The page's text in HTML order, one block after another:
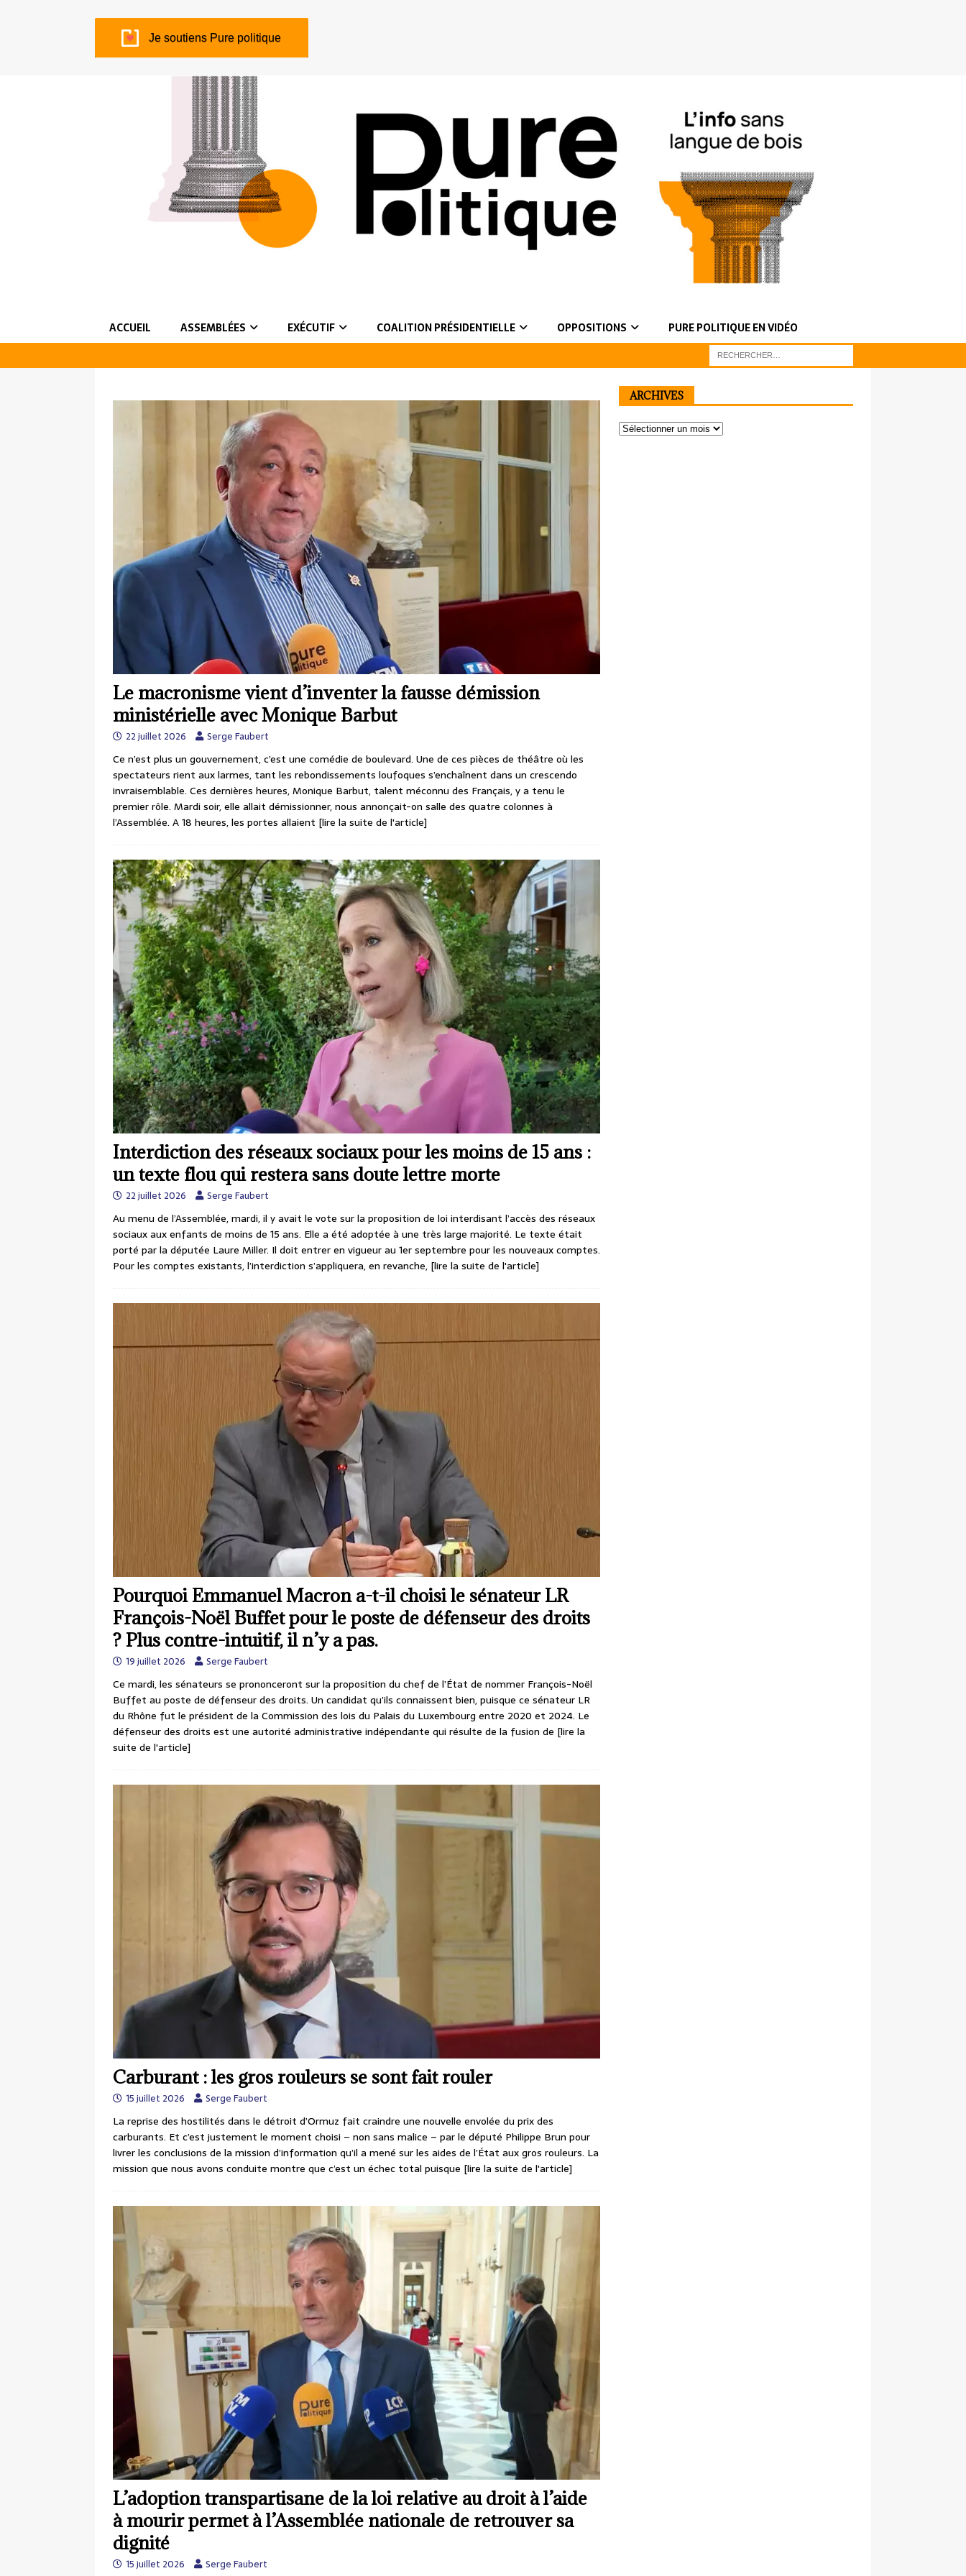
Je soutiens Pure politique
ACCUEIL ASSEMBLÉES EXÉCUTIF COALITION PRÉSIDENTIELLE OPPOSITIONS PURE POLITIQUE EN VIDÉO
Le macronisme vient d’inventer la fausse démission
ministérielle avec Monique Barbut
22 juillet 2026 Serge Faubert
Ce n’est plus un gouvernement, c’est une comédie de boulevard. Une de ces pièces de théâtre où les
spectateurs rient aux larmes, tant les rebondissements loufoques s’enchaînent dans un crescendo
invraisemblable. Ces dernières heures, Monique Barbut, talent méconnu des Français, y a tenu le
premier rôle. Mardi soir, elle allait démissionner, nous annonçait-on salle des quatre colonnes à
l’Assemblée. A 18 heures, les portes allaient [lire la suite de l'article]
Interdiction des réseaux sociaux pour les moins de 15 ans :
un texte flou qui restera sans doute lettre morte
22 juillet 2026 Serge Faubert
Au menu de l’Assemblée, mardi, il y avait le vote sur la proposition de loi interdisant l’accès des réseaux
sociaux aux enfants de moins de 15 ans. Elle a été adoptée à une très large majorité. Le texte était
porté par la députée Laure Miller. Il doit entrer en vigueur au 1er septembre pour les nouveaux comptes.
Pour les comptes existants, l’interdiction s’appliquera, en revanche, [lire la suite de l'article]
Pourquoi Emmanuel Macron a-t-il choisi le sénateur LR
François-Noël Buffet pour le poste de défenseur des droits
? Plus contre-intuitif, il n’y a pas.
19 juillet 2026 Serge Faubert
Ce mardi, les sénateurs se prononceront sur la proposition du chef de l’État de nommer François-Noël
Buffet au poste de défenseur des droits. Un candidat qu’ils connaissent bien, puisque ce sénateur LR
du Rhône fut le président de la Commission des lois du Palais du Luxembourg entre 2020 et 2024. Le
défenseur des droits est une autorité administrative indépendante qui résulte de la fusion de [lire la
suite de l'article]
Carburant : les gros rouleurs se sont fait rouler
15 juillet 2026 Serge Faubert
La reprise des hostilités dans le détroit d’Ormuz fait craindre une nouvelle envolée du prix des
carburants. Et c’est justement le moment choisi – non sans malice – par le député Philippe Brun pour
livrer les conclusions de la mission d’information qu’il a mené sur les aides de l’État aux gros rouleurs. La
mission que nous avons conduite montre que c’est un échec total puisque [lire la suite de l'article]
L’adoption transpartisane de la loi relative au droit à l’aide
à mourir permet à l’Assemblée nationale de retrouver sa
dignité
15 juillet 2026 Serge Faubert
ARCHIVES